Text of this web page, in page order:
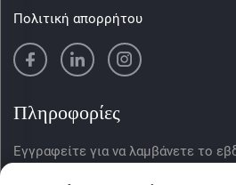
Πολιτική απορρήτου
Πληροφορίες
Εγγραφείτε για να λαμβάνετε το